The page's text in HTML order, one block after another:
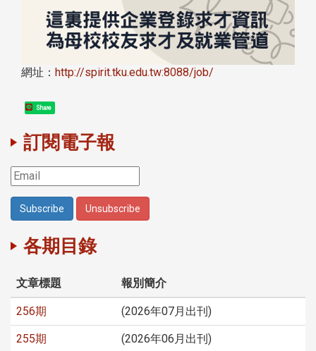
網址： http://spirit.tku.edu.tw:8088/job/
Share
訂閱電子報
各期目錄
文章標題 報別簡介
256期 (2026年07月出刊)
255期 (2026年06月出刊)